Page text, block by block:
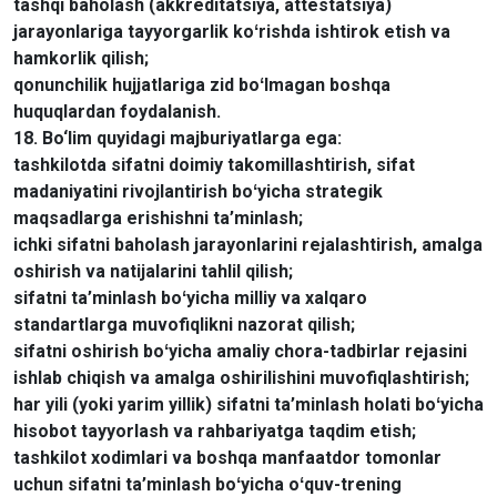
tashqi baholash (akkreditatsiya, attestatsiya)
jarayonlariga tayyorgarlik koʻrishda ishtirok etish va
hamkorlik qilish;
qonunchilik hujjatlariga zid boʻlmagan boshqa
huquqlardan foydalanish.
18. Bo‘lim quyidagi majburiyatlarga ega:
tashkilotda sifatni doimiy takomillashtirish, sifat
madaniyatini rivojlantirish boʻyicha strategik
maqsadlarga erishishni ta’minlash;
ichki sifatni baholash jarayonlarini rejalashtirish, amalga
oshirish va natijalarini tahlil qilish;
sifatni ta’minlash boʻyicha milliy va xalqaro
standartlarga muvofiqlikni nazorat qilish;
sifatni oshirish boʻyicha amaliy chora-tadbirlar rejasini
ishlab chiqish va amalga oshirilishini muvofiqlashtirish;
har yili (yoki yarim yillik) sifatni ta’minlash holati boʻyicha
hisobot tayyorlash va rahbariyatga taqdim etish;
tashkilot xodimlari va boshqa manfaatdor tomonlar
uchun sifatni ta’minlash boʻyicha oʻquv-trening